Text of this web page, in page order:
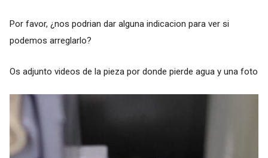
Por favor, ¿nos podrian dar alguna indicacion para ver si
podemos arreglarlo?
Os adjunto videos de la pieza por donde pierde agua y una foto